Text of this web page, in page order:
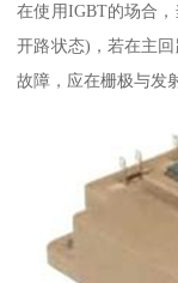
在使用IGBT的场合
开路状态)，若在主
故障，应在栅极与发